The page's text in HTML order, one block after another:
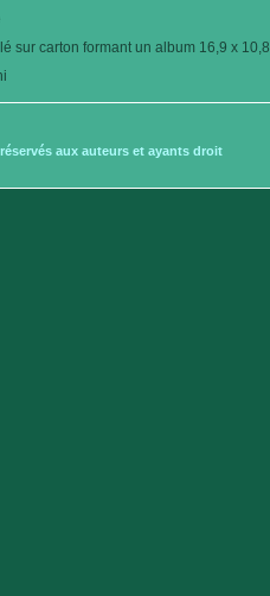
sur carton formant un album 16,9 x 10,8
aux auteurs et ayants droit